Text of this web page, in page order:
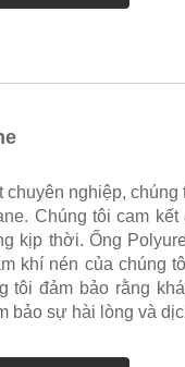
chuyên nghiệp,
Chúng tôi cam
kịp thời. Ống
khí nén của chúng
tôi đảm bảo rằng
bảo sự hài lòng và